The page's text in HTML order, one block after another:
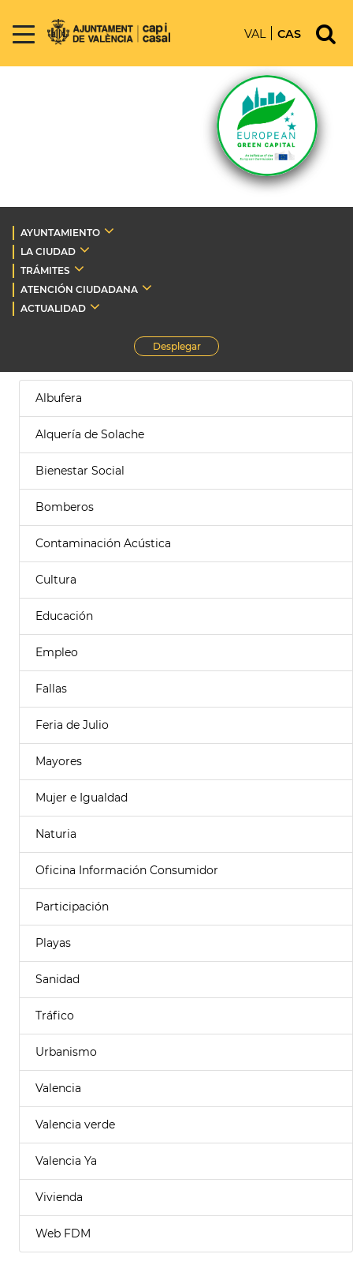
VAL CAS
AYUNTAMIENTO
LA CIUDAD
TRÁMITES
ATENCIÓN CIUDADANA
ACTUALIDAD
Desplegar
Albufera
Alquería de Solache
Bienestar Social
Bomberos
Contaminación Acústica
Cultura
Educación
Empleo
Fallas
Feria de Julio
Mayores
Mujer e Igualdad
Naturia
Oficina Información Consumidor
Participación
Playas
Sanidad
Tráfico
Urbanismo
Valencia
Valencia verde
Valencia Ya
Vivienda
Web FDM